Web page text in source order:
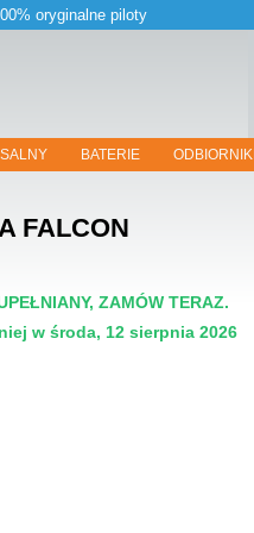
oryginalne piloty
BATERIE ODBIORNIKI
FALCON
ZAMÓW TERAZ.
w środa, 12 sierpnia 2026